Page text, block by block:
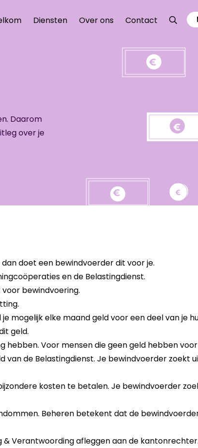
Diensten Over ons Contact
Daar­om
over je
doet een bewindvoerder dit voor je.
en de Belastingdienst.
bewindvoering.
mogelijk elke maand geld voor een deel van je
geld.
hebben. Voor mensen die geen geld hebben
van de Belastingdienst. Je bewindvoerder zoekt
kosten te betalen. Je bewindvoerder
Beheren betekent dat de
Verantwoording afleggen aan de